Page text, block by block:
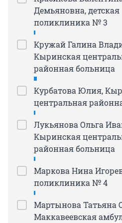
Демьяновна, детская
поликлиника № 3
Кружай Галина
Кыринская
районная больница
Курбатова Юлия,
центральная
Лукьянова Ольга
Кыринская
районная больница
Маркова Нина
поликлиника № 4
Мартынова Татьяна
Маккавеевская